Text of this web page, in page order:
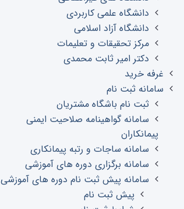
دانشگاه علمی کاربردی
دانشگاه آزاد اسلامی
مرکز تحقیقات و تعلیمات
دکتر امیر ثابت محمدی
غرفه خرید
سامانه ثبت نام
ثبت نام باشگاه مشتریان
سامانه گواهینامه صلاحیت ایمنی
پیمانکاران
سامانه ساجات و رتبه پیمانکاری
سامانه برگزاری دوره های آموزشی
سامانه پیش ثبت نام دوره های آموزشی
پیش ثبت نام